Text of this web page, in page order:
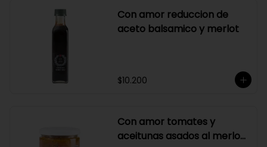
Con amor reduccion de
aceto balsamico y merlot
$10.200
Con amor tomates y
aceitunas asados al merlot